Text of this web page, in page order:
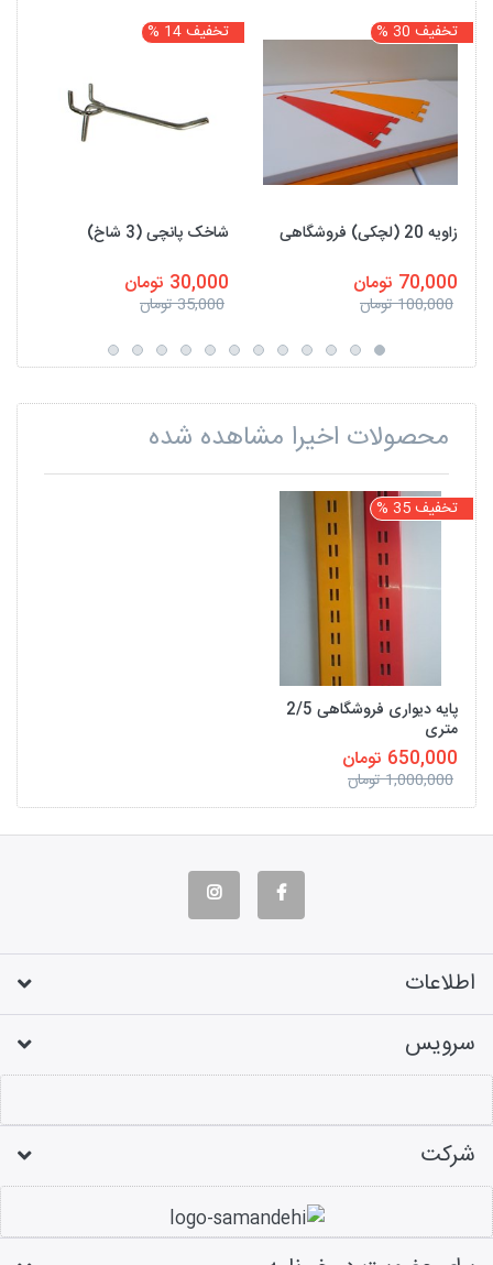
تخفیف 30 %
زاویه 20 (لچکی) فروشگاهی
70,000 تومان
100,000 تومان
تخفیف 14 %
شاخک پانچی (3 شاخ)
30,000 تومان
35,000 تومان
محصولات اخیرا مشاهده شده
تخفیف 35 %
پایه دیواری فروشگاهی 2/5
متری
650,000 تومان
1,000,000 تومان
اطلاعات
سرویس
شرکت